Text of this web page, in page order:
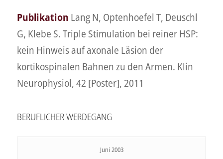
Publikation Lang N, Optenhoefel T, Deuschl
G, Klebe S. Triple Stimulation bei reiner HSP:
kein Hinweis auf axonale Läsion der
kortikospinalen Bahnen zu den Armen. Klin
Neurophysiol, 42 [Poster], 2011
BERUFLICHER WERDEGANG
Juni 2003